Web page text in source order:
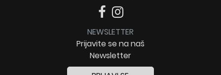
NEWSLETTER
Prijavite se na naš
Newsletter